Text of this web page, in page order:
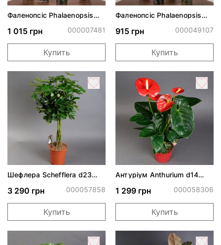
Фаленопсіс Phalaenopsis
1 015 грн 000007481
Купить
Фаленопсіс Phalaenopsis
915 грн 000049107
Купить
Шефлера Schefflera d23
3 290 грн 000057858
Купить
Антуріум Anthurium d14
1 299 грн 000058306
Купить